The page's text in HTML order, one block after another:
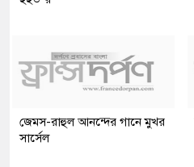
জেমস-রাহুল আনন্দের গানে মুখর
সার্সেল